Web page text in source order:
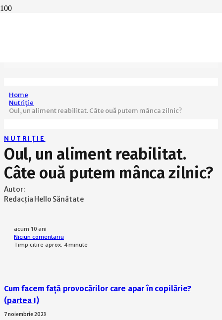
Home
Nutriție
Oul, un aliment reabilitat. Câte ouă putem mânca zilnic?
NUTRIȚIE
Oul, un aliment reabilitat.
Câte ouă putem mânca zilnic?
Autor:
Redacția Hello Sănătate
acum 10 ani
Niciun comentariu
Timp citire aprox: 4 minute
Cum facem față provocărilor care apar în copilărie?
(partea I)
7 noiembrie 2023